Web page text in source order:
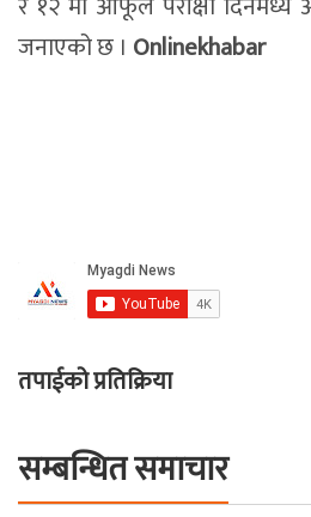
जनाएको छ । Onlinekhabar
तपाईको प्रतिक्रिया
सम्बन्धित समाचार